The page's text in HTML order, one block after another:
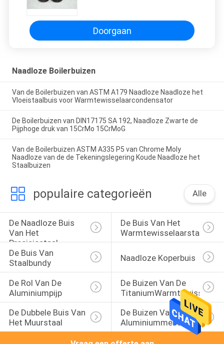
Doorgaan
Naadloze Boilerbuizen
Van de Boilerbuizen van ASTM A179 Naadloze Naadloze het
Vloeistaalbuis voor Warmtewisselaarcondensator
De Boilerbuizen van DIN17175 SA 192, Naadloze Zwarte de
Pijphoge druk van 15CrMo 15CrMoG
Van de Boilerbuizen ASTM A335 P5 van Chrome Moly
Naadloze van de de Tekeningslegering Koude Naadloze het
Staalbuizen
populaire categorieën Alle
De Naadloze Buis
Van Het
Precisiestaal
De Buis Van Het
Warmtewisselaarstaal
De Buis Van
Staalbundy
Naadloze Koperbuis
De Rol Van De
Aluminiumpijp
De Buizen Van De
TitaniumWarmtewisselaar
De Dubbele Buis Van
Het Muurstaal
De Buizen Van Het
Aluminiummessing